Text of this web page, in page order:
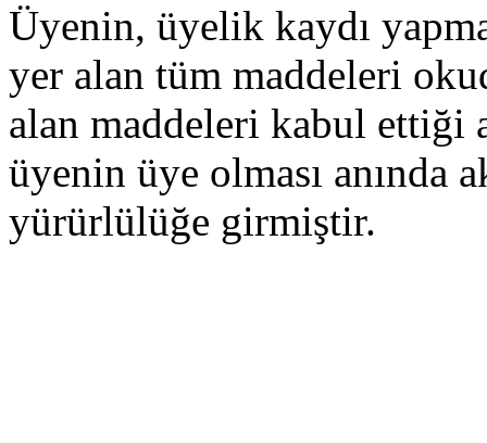
Üyenin, üyelik kaydı
yer alan tüm maddeleri
alan maddeleri kabul ettiği
üyenin üye olması anında
yürürlülüğe girmiştir.